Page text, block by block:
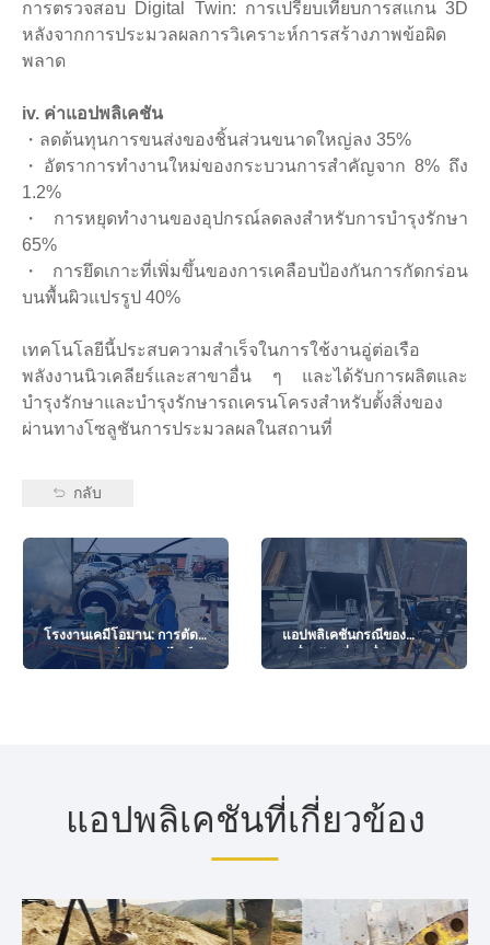
การตรวจสอบ Digital Twin: การเปรียบเทียบการสแกน 3D
หลังจากการประมวลผลการวิเคราะห์การสร้างภาพข้อผิด
พลาด
iv. ค่าแอปพลิเคชัน
・ ลดต้นทุนการขนส่งของชิ้นส่วนขนาดใหญ่ลง 35%
・ อัตราการทำงานใหม่ของกระบวนการสำคัญจาก 8% ถึง
1.2%
・ การหยุดทำงานของอุปกรณ์ลดลงสำหรับการบำรุงรักษา
65%
・ การยึดเกาะที่เพิ่มขึ้นของการเคลือบป้องกันการกัดกร่อน
บนพื้นผิวแปรรูป 40%
เทคโนโลยีนี้ประสบความสำเร็จในการใช้งานอู่ต่อเรือ
พลังงานนิวเคลียร์และสาขาอื่น ๆ และได้รับการผลิตและ
บำรุงรักษาและบำรุงรักษารถเครนโครงสำหรับตั้งสิ่งของ
ผ่านทางโซลูชันการประมวลผลในสถานที่
กลับ
โรงงานเคมีโอมาน: การตัด
ท่อและการเอียงท่อบนไซต์
แอปพลิเคชันกรณีของ
เครื่องจักรที่น่าเบื่อ
แอปพลิเคชันที่เกี่ยวข้อง